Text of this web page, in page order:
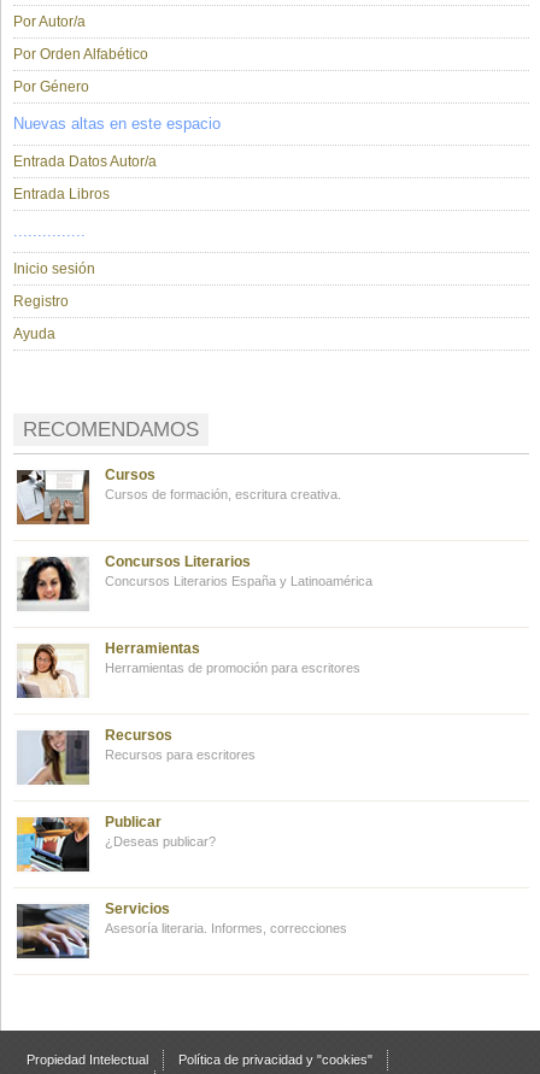
Por Autor/a
Por Orden Alfabético
Por Género
Nuevas altas en este espacio
Entrada Datos Autor/a
Entrada Libros
...............
Inicio sesión
Registro
Ayuda
RECOMENDAMOS
Cursos
Cursos de formación, escritura creativa.
Concursos Literarios
Concursos Literarios España y Latinoamérica
Herramientas
Herramientas de promoción para escritores
Recursos
Recursos para escritores
Publicar
¿Deseas publicar?
Servicios
Asesoría literaria. Informes, correcciones
Propiedad Intelectual
Política de privacidad y "cookies"